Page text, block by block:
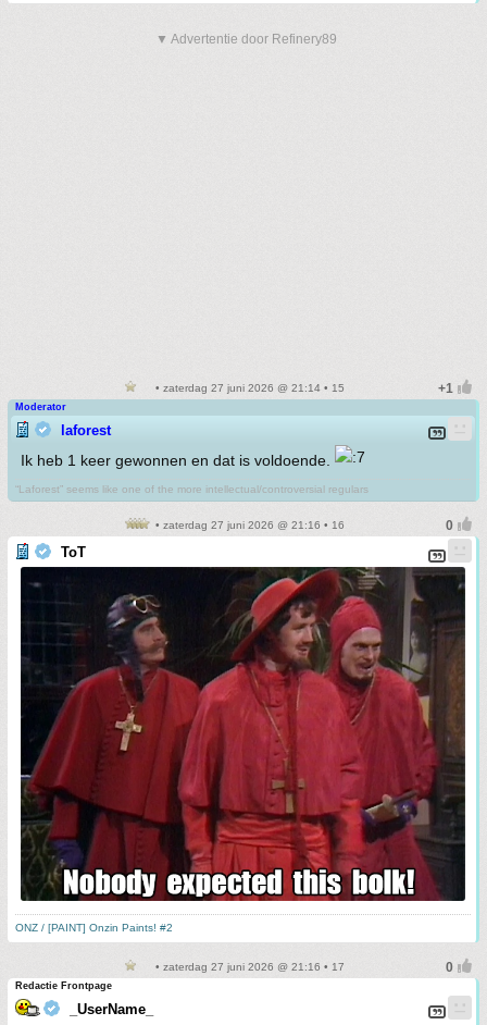
▼ Advertentie door Refinery89
• zaterdag 27 juni 2026 @ 21:14 • 15
Moderator
laforest
Ik heb 1 keer gewonnen en dat is voldoende.
“Laforest” seems like one of the more intellectual/controversial regulars
• zaterdag 27 juni 2026 @ 21:16 • 16
ToT
ONZ / [PAINT] Onzin Paints! #2
• zaterdag 27 juni 2026 @ 21:16 • 17
Redactie Frontpage
_UserName_